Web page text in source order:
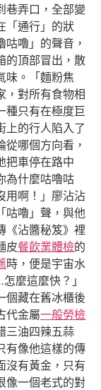
巷弄口，全部變
「通行」的狀
嚕」的聲音，
的頂部冒出，散
。「麵粉焦
，對所有食物相
種只有在極度巨
上的行人陷入了
哪個方向看，
把車停在路中
為什麼咕嚕咕
用啊！」廖沾沾
咕嚕」聲，與他
《沾醬秘笈》裡
皮餐飲業體檢的
時，便是宇宙水
麼這麼快？」
個藏在舊冰櫃後
代金屬一般勞檢
三油四辣五蒜
有像他這樣的傳
沒有黃金，只有
像一個老式的對